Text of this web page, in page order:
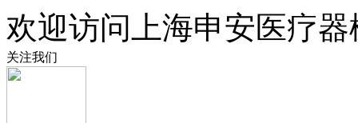
欢迎访问上海申安医疗
关注我们